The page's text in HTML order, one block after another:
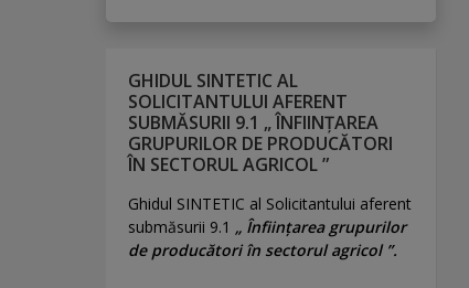
GHIDUL SINTETIC AL
SOLICITANTULUI AFERENT
SUBMĂSURII 9.1 „ ÎNFIINȚAREA
GRUPURILOR DE PRODUCĂTORI
ÎN SECTORUL AGRICOL ”
Ghidul SINTETIC al Solicitantului aferent
submăsurii 9.1 „ Înființarea grupurilor
de producători în sectorul agricol ”.